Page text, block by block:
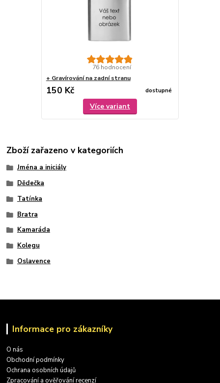
76 hodnocení
+ Gravírování na zadní stranu
150 Kč dostupné
Více variant
Zboží zařazeno v kategoriích
Jména a iniciály
Dědečka
Tatínka
Bratra
Kamaráda
Kolegu
Oslavence
Informace pro zákazníky
O nás
Obchodní podmínky
Ochrana osobních údajů
Zpracování a ověřování recenzí